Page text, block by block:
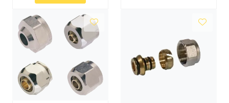
Syrefast
TA-SCOPE
Kontakt oss